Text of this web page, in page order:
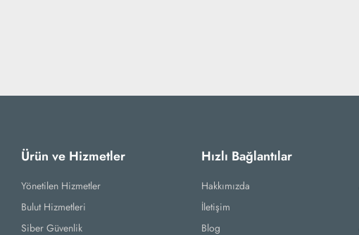
Ürün ve Hizmetler
Yönetilen Hizmetler
Bulut Hizmetleri
Siber Güvenlik
Hızlı Bağlantılar
Hakkımızda
İletişim
Blog